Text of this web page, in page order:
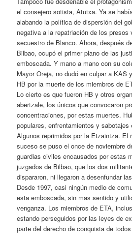
el consejero sotista, Atutxa. Ya se
alabando la política de dispersión del
negativa a la repatriación de los presos
secuestro de Blanco. Ahora, después
Bilbao, ocupó el primer plano de las
emboscada. Y mano a mano con su
Mayor Oreja, no dudó en culpar a KAS
HB por la muerte de los miembros de
Lo cierto es que fueron HB y otros
abertzale, los únicos que convocaron
concentraciones, por estas muertes.
populares, enfrentamientos y sabotajes
Algunos reprimidos por la Etzaintza. El
suceso se puso el once de noviembre
guardias civiles encausados por estas
juzgados de Bilbao, que los dos
dispararon, ni llegaron a desenfundar
Desde 1997, casi ningún medio de
esta emboscada, sin mas sentido y
venganza. Los miembros de ETA,
estando perseguidos por las leyes de
parte del derecho de conquista de